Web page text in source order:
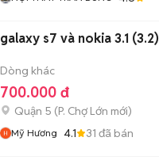
galaxy s7 và nokia 3.1 (3.2)
Dòng khác
700.000 đ
Quận 5 (P. Chợ Lớn mới)
Mỹ Hương 4.1 31 đã bán